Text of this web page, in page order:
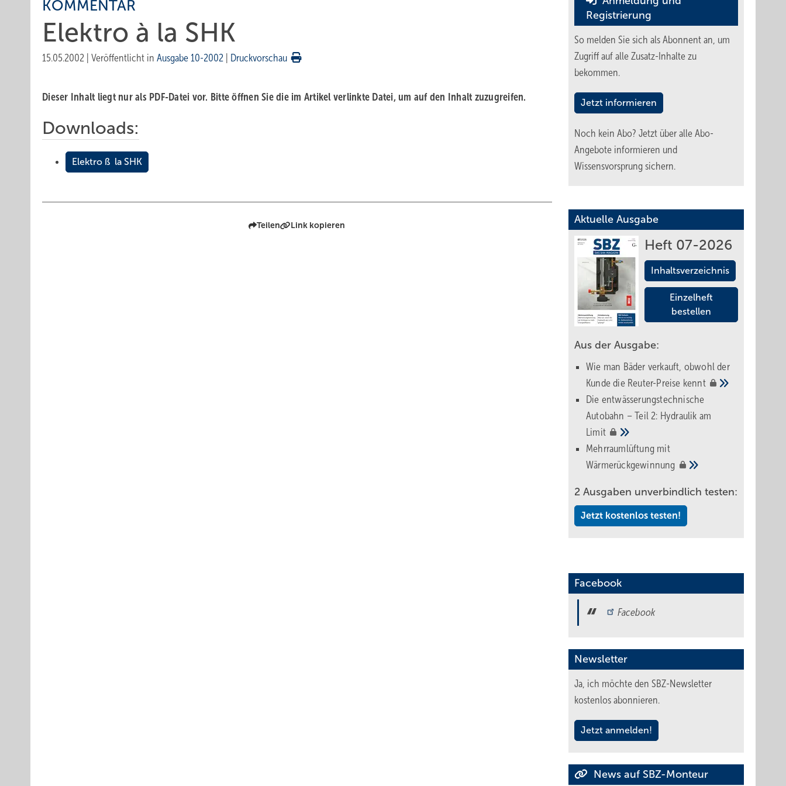
KOMMENTAR
Elektro à la SHK
15.05.2002 Veröffentlicht in Ausgabe 10-2002 Druckvorschau
Dieser Inhalt liegt nur als PDF-Datei vor. Bitte öffnen Sie die im Artikel verlinkte Datei, um auf den Inhalt zuzugreifen.
Downloads:
Elektro ß la SHK
Teilen Link kopieren
Registrierung
So melden Sie sich als Abonnent an, um
Zugriff auf alle Zusatz-Inhalte zu
bekommen.
Jetzt informieren
Noch kein Abo? Jetzt über alle Abo-
Angebote informieren und
Wissensvorsprung sichern.
Aktuelle Ausgabe
Heft 07-2026
Inhaltsverzeichnis
Einzelheft
bestellen
Aus der Ausgabe:
Wie man Bäder verkauft, obwohl der
Kunde die Reuter-Preise kennt
Die entwässerungstechnische
Autobahn – Teil 2: Hydraulik am
Limit
Mehrraumlüftung mit
Wärmerückgewinnung
2 Ausgaben unverbindlich testen:
Jetzt kostenlos testen!
Facebook
Facebook
Newsletter
Ja, ich möchte den SBZ-Newsletter
kostenlos abonnieren.
Jetzt anmelden!
News auf SBZ-Monteur